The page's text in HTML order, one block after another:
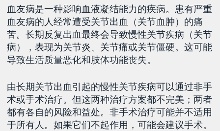
血友病是一种影响血液凝结能力的疾病。患有严重
血友病的人经常遭受关节出血（关节血肿）的痛
苦。长期反复出血最终会导致慢性关节疾病（关节
病），表现为关节炎、关节痛或关节僵硬。这可能
导致生活质量恶化和肢体功能丧失。
由长期关节出血引起的慢性关节疾病可以通过非手
术或手术治疗。但这两种治疗方案都不完美；两者
都有各自的风险和益处。非手术治疗可能并不适用
于所有人。如果它们不起作用，可能会建议手术。